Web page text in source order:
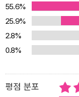
55.6%
25.9%
2.8%
0.8%
평점 분포